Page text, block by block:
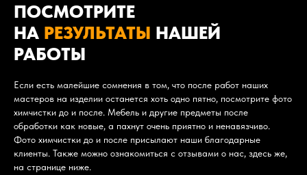
ПОСМОТРИТЕ
НА РЕЗУЛЬТАТЫ НАШЕЙ
РАБОТЫ
Если есть малейшие сомнения в том, что после работ наших
мастеров на изделии останется хоть одно пятно, посмотрите фото
химчистки до и после. Мебель и другие предметы после
обработки как новые, а пахнут очень приятно и ненавязчиво.
Фото химчистки до и после присылают наши благодарные
клиенты. Также можно ознакомиться с отзывами о нас, здесь же,
на странице ниже.